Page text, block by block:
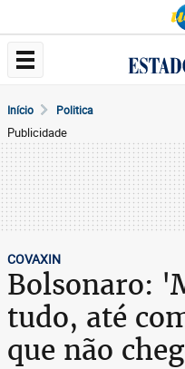
Início Politica
Publicidade
COVAXIN
Bolsonaro:
tudo, até
que não